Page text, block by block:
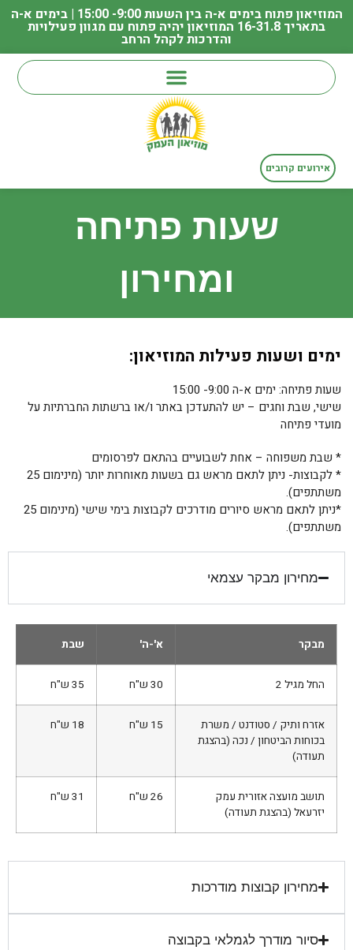
המוזיאון פתוח בימים א-ה בין השעות 9:00- 15:00 | בימים א-ה
בתאריך 16-31.8 המוזיאון יהיה פתוח עם מגוון פעילויות
והדרכות לקהל הרחב
אירועים קרובים
שעות פתיחה
ומחירון
ימים ושעות פעילות המוזיאון:
שעות פתיחה: ימים א-ה 9:00- 15:00
שישי, שבת וחגים – יש להתעדכן באתר ו/או ברשתות החברתיות על
מועדי פתיחה
* שבת משפוחה – אחת לשבועיים בהתאם לפרסומים
* לקבוצות- ניתן לתאם מראש גם בשעות מאוחרות יותר (מינימום 25
משתתפים).
*ניתן לתאם מראש סיורים מודרכים לקבוצות בימי שישי (מינימום 25
משתתפים).
מחירון מבקר עצמאי
מבקר א'-ה' שבת
החל מגיל 2 30 ש"ח 35 ש"ח
אזרח ותיק / סטודנט / משרת
בכוחות הביטחון / נכה (בהצגת
תעודה)
15 ש"ח 18 ש"ח
תושב מועצה אזורית עמק
יזרעאל (בהצגת תעודה)
26 ש"ח 31 ש"ח
מחירון קבוצות מודרכות
סיור מודרך לגמלאי בקבוצה